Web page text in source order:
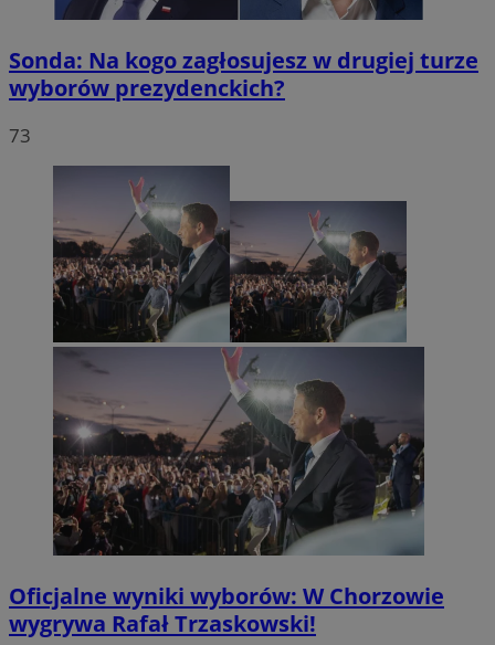
Sonda: Na kogo zagłosujesz w drugiej turze
wyborów prezydenckich?
73
Oficjalne wyniki wyborów: W Chorzowie
wygrywa Rafał Trzaskowski!